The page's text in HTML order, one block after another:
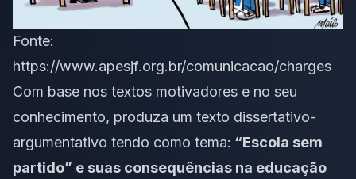
Fonte:
https://www.apesjf.org.br/comunicacao/charges
Com base nos textos motivadores e no seu
conhecimento, produza um texto dissertativo-
argumentativo tendo como tema: “Escola sem
partido” e suas consequências na educação